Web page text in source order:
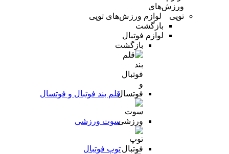
لوازم ورزش‌های توپی
بازگشت
لوازم فوتبال
بازگشت
قلم بند فوتبال و فوتسال
سوت ورزشی
توپ فوتبال